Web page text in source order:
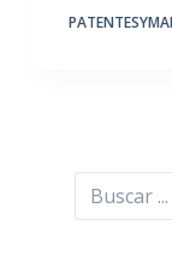
Buscar